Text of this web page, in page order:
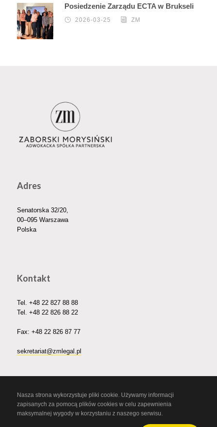
Posiedzenie Zarządu ECTA w Brukseli
2026-03-25 ZM
Adres
Senatorska 32/20,
00–095 Warszawa
Polska
Kontakt
Tel. +48 22 827 88 88
Tel. +48 22 826 88 22
Fax: +48 22 826 87 77
sekretariat@zmlegal.pl
Nasza strona wykorzystuje pliki cookie. Używamy informacji
zapisanych za pomocą plików cookies w celu zapewnienia
maksymalnej wygody w korzystaniu z naszego serwisu.